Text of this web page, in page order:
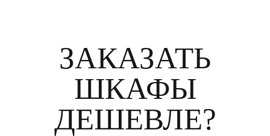
ЗАКАЗАТЬ
ШКАФЫ
ДЕШЕВЛЕ?